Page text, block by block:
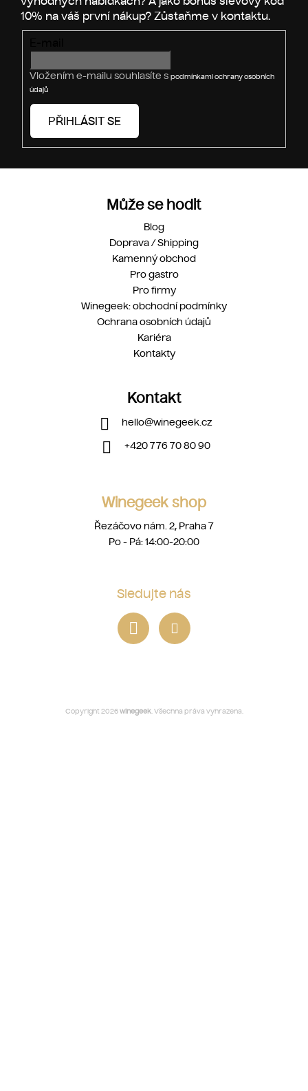
Vložením e-mailu souhlasíte s podmínkami ochrany osobních
údajů
PŘIHLÁSIT SE
Může se hodit
Blog
Doprava / Shipping
Kamenný obchod
Pro gastro
Pro firmy
Winegeek: obchodní podmínky
Ochrana osobních údajů
Kariéra
Kontakty
Kontakt
hello@winegeek.cz
+420 776 70 80 90
Winegeek shop
Řezáčovo nám. 2, Praha 7
Po - Pá: 14:00-20:00
Sledujte nás
Copyright 2026winegeek. Všechna práva vyhrazena.